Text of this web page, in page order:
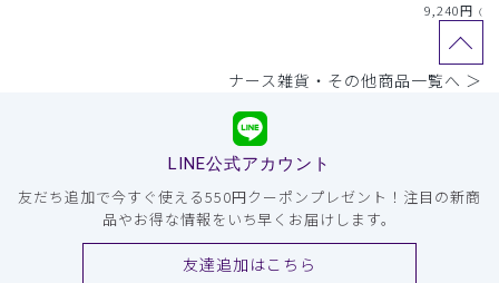
9,240円 （税
ナース雑貨・その他商品一覧へ ＞
LINE公式アカウント
友だち追加で今すぐ使える550円クーポンプレゼント！注目の新商
品やお得な情報をいち早くお届けします。
友達追加はこちら